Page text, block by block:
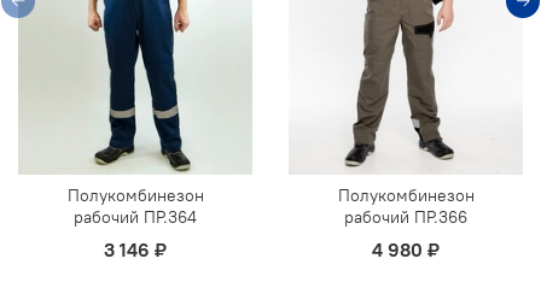
Полукомбинезон
рабочий ПР.364
3 146 ₽
Полукомбинезон
рабочий ПР.366
4 980 ₽